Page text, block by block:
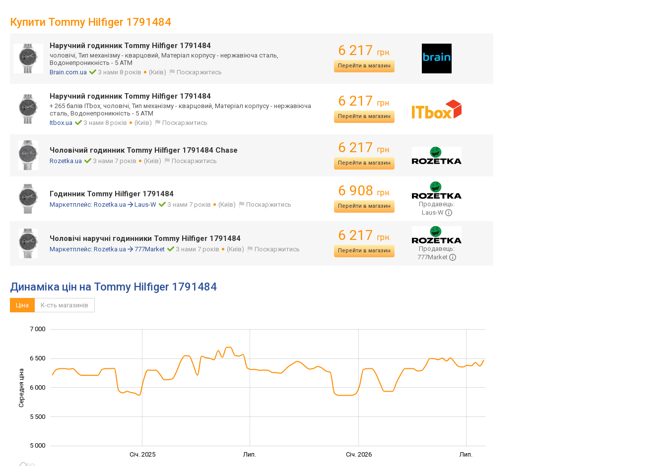
Купити Tommy Hilfiger 1791484
Наручний годинник Tommy Hilfiger 1791484
чоловічі, Тип механізму - кварцовий, Матеріал корпусу - нержавіюча сталь,
Водонепроникність - 5 ATM
Brain.com.ua
З нами 8 років (Київ) Поскаржитись
6 217 грн.
Перейти в магазин
Наручний годинник Tommy Hilfiger 1791484
+ 265 балів ITbox, чоловічі, Тип механізму - кварцовий, Матеріал корпусу - нержавіюча
сталь, Водонепроникність - 5 ATM
Itbox.ua
З нами 8 років (Київ) Поскаржитись
6 217 грн.
Перейти в магазин
Чоловічий годинник Tommy Hilfiger 1791484 Chase
Rozetka.ua З нами 7 років (Київ) Поскаржитись
6 217 грн.
Перейти в магазин
Годинник Tommy Hilfiger 1791484
Маркетплейс: Rozetka.ua Laus-W З нами 7 років (Київ) Поскаржитись
6 908 грн.
Перейти в магазин
Продавець:
Laus-W
Чоловічі наручні годинники Tommy Hilfiger 1791484
Маркетплейс: Rozetka.ua 777Market З нами 7 років (Київ) Поскаржитись
6 217 грн.
Перейти в магазин
Продавець:
777Market
Динаміка цін на Tommy Hilfiger 1791484
Ціна К-сть магазинів
Середня ціна 5 400
5 000
6 000
7 000
6 500
5 500
Січ. 2025 Лип. Січ. 2026 Лип.